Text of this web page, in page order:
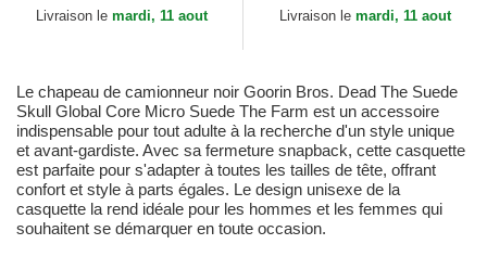
Famous Capslab
Livraison le mardi, 11 aout Livraison le mardi, 11 aout
Le chapeau de camionneur noir Goorin Bros. Dead The Suede
Skull Global Core Micro Suede The Farm est un accessoire
indispensable pour tout adulte à la recherche d'un style unique
et avant-gardiste. Avec sa fermeture snapback, cette casquette
est parfaite pour s'adapter à toutes les tailles de tête, offrant
confort et style à parts égales. Le design unisexe de la
casquette la rend idéale pour les hommes et les femmes qui
souhaitent se démarquer en toute occasion.